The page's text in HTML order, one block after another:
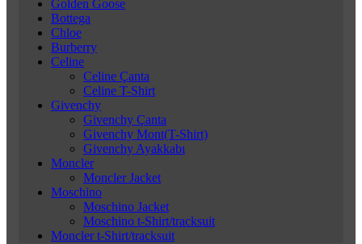
Golden Goose
Bottega
Chloe
Burberry
Celine
Celine Çanta
Celine T-Shirt
Givenchy
Givenchy Çanta
Givenchy Mont(T-Shirt)
Givenchy Ayakkabı
Moncler
Moncler Jacket
Moschino
Moschino Jacket
Moschino t-Shirt/tracksuit
Moncler t-Shirt/tracksuit